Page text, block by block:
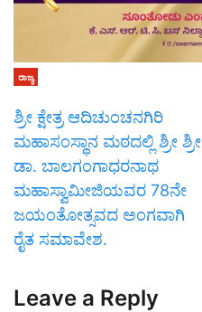
ರಾಜ್ಯ
ಶ್ರೀ ಕ್ಷೇತ್ರ ಆದಿಚುಂಚನಗಿರಿ
ಮಹಾಸಂಸ್ಥಾನ ಮಠದಲ್ಲಿ ಶ್ರೀ ಶ್ರೀ
ಡಾ. ಬಾಲಗಂಗಾಧರನಾಥ
ಮಹಾಸ್ವಾಮೀಜಿಯವರ 78ನೇ
ಜಯಂತೋತ್ಸವದ ಅಂಗವಾಗಿ
ರೈತ ಸಮಾವೇಶ.
Leave a Reply